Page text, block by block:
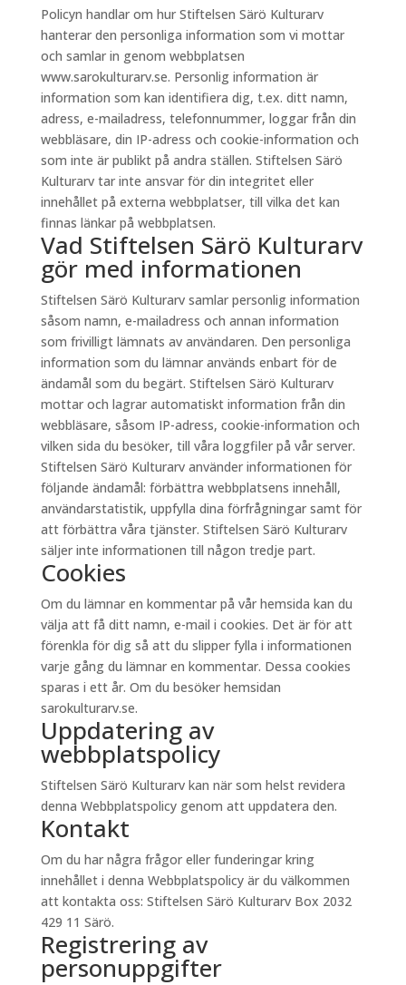
Policyn handlar om hur Stiftelsen Särö Kulturarv
hanterar den personliga information som vi mottar
och samlar in genom webbplatsen
www.sarokulturarv.se. Personlig information är
information som kan identifiera dig, t.ex. ditt namn,
adress, e-mailadress, telefonnummer, loggar från din
webbläsare, din IP-adress och cookie-information och
som inte är publikt på andra ställen. Stiftelsen Särö
Kulturarv tar inte ansvar för din integritet eller
innehållet på externa webbplatser, till vilka det kan
finnas länkar på webbplatsen.
Vad Stiftelsen Särö Kulturarv
gör med informationen
Stiftelsen Särö Kulturarv samlar personlig information
såsom namn, e-mailadress och annan information
som frivilligt lämnats av användaren. Den personliga
information som du lämnar används enbart för de
ändamål som du begärt. Stiftelsen Särö Kulturarv
mottar och lagrar automatiskt information från din
webbläsare, såsom IP-adress, cookie-information och
vilken sida du besöker, till våra loggfiler på vår server.
Stiftelsen Särö Kulturarv använder informationen för
följande ändamål: förbättra webbplatsens innehåll,
användarstatistik, uppfylla dina förfrågningar samt för
att förbättra våra tjänster. Stiftelsen Särö Kulturarv
säljer inte informationen till någon tredje part.
Cookies
Om du lämnar en kommentar på vår hemsida kan du
välja att få ditt namn, e-mail i cookies. Det är för att
förenkla för dig så att du slipper fylla i informationen
varje gång du lämnar en kommentar. Dessa cookies
sparas i ett år. Om du besöker hemsidan
sarokulturarv.se.
Uppdatering av
webbplatspolicy
Stiftelsen Särö Kulturarv kan när som helst revidera
denna Webbplatspolicy genom att uppdatera den.
Kontakt
Om du har några frågor eller funderingar kring
innehållet i denna Webbplatspolicy är du välkommen
att kontakta oss: Stiftelsen Särö Kulturarv Box 2032
429 11 Särö.
Registrering av
personuppgifter